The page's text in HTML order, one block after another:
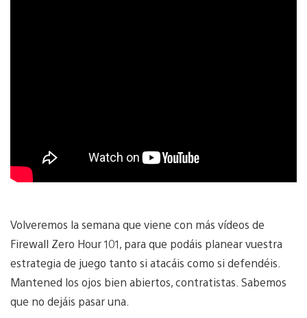
Volveremos la semana que viene con más vídeos de
Firewall Zero Hour 101, para que podáis planear vuestra
estrategia de juego tanto si atacáis como si defendéis.
Mantened los ojos bien abiertos, contratistas. Sabemos
que no dejáis pasar una.